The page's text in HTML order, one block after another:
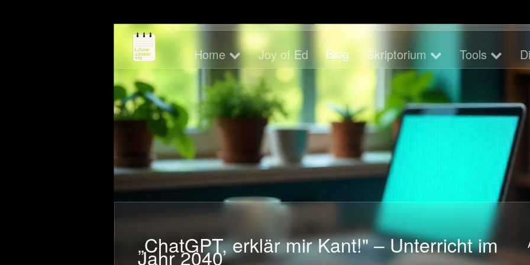
Home
Joy of Ed
Blog
Skriptorium
Tools
Didaktik
Home Joy of Ed Blog Skriptorium Tools
„ChatGPT, erklär mir Kant!" – Unterricht im
Jahr 2040